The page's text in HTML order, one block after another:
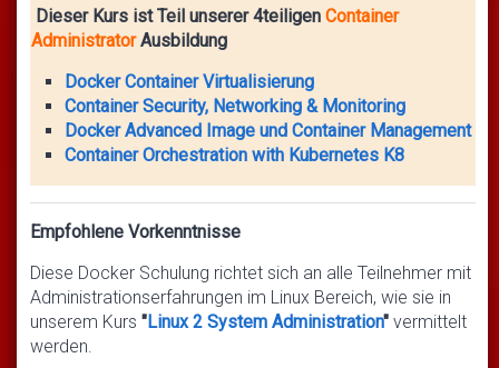
Dieser Kurs ist Teil unserer 4teiligen Container
AdministratorAusbildung
Docker Container Virtualisierung
Container Security, Networking & Monitoring
Docker Advanced Image und Container Management
Container Orchestration with Kubernetes K8
Empfohlene Vorkenntnisse
Diese Docker Schulung richtet sich an alle Teilnehmer mit
Administrationserfahrungen im Linux Bereich, wie sie in
unserem Kurs "Linux 2 System Administration" vermittelt
werden.